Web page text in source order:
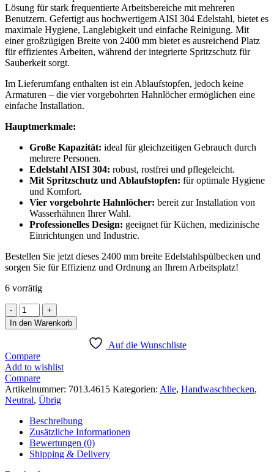
Lösung für stark frequentierte Arbeitsbereiche mit mehreren
Benutzern. Gefertigt aus hochwertigem AISI 304 Edelstahl, bietet es
maximale Hygiene, Langlebigkeit und einfache Reinigung. Mit
einer großzügigen Breite von 2400 mm bietet es ausreichend Platz
für effizientes Arbeiten, während der integrierte Spritzschutz für
Sauberkeit sorgt.
Im Lieferumfang enthalten ist ein Ablaufstopfen, jedoch keine
Armaturen – die vier vorgebohrten Hahnlöcher ermöglichen eine
einfache Installation.
Hauptmerkmale:
Große Kapazität: ideal für gleichzeitigen Gebrauch durch
mehrere Personen.
Edelstahl AISI 304: robust, rostfrei und pflegeleicht.
Mit Spritzschutz und Ablaufstopfen: für optimale Hygiene
und Komfort.
Vier vorgebohrte Hahnlöcher: bereit zur Installation von
Wasserhähnen Ihrer Wahl.
Professionelles Design: geeignet für Küchen, medizinische
Einrichtungen und Industrie.
Bestellen Sie jetzt dieses 2400 mm breite Edelstahlspülbecken und
sorgen Sie für Effizienz und Ordnung an Ihrem Arbeitsplatz!
6 vorrätig
EDELSTAHL
WASCHBECKEN
4
ABLASSHAHNE
2400MM
ABLAUFSTOPFEN
UND
SCHUTZWAND
INKLUSIVE,
EXKLUSIV
HAHNE
Menge
In den Warenkorb
Auf die Wunschliste
Compare
Add to wishlist
Compare
Artikelnummer: 7013.4615 Kategorien: Alle, Handwaschbecken,
Neutral, Übrig
Beschreibung
Zusätzliche Informationen
Bewertungen (0)
Shipping & Delivery